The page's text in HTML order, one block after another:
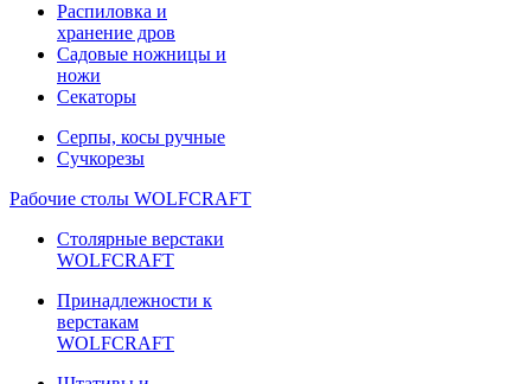
Распиловка и
хранение дров
Садовые ножницы и
ножи
Секаторы
Серпы, косы ручные
Сучкорезы
Рабочие столы WOLFCRAFT
Столярные верстаки
WOLFCRAFT
Принадлежности к
верстакам
WOLFCRAFT